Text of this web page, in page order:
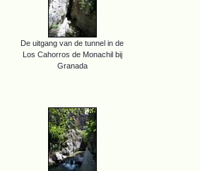
De uitgang van de tunnel in de
Los Cahorros de Monachil bij
Granada